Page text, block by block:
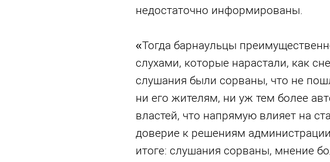
недостаточно информированы.
«Тогда барнаульцы
слухами, которые нарастали, как
слушания были сорваны, что не
ни его жителям, ни уж тем более
властей, что напрямую влияет на
доверие к решениям
итоге: слушания сорваны, мнение